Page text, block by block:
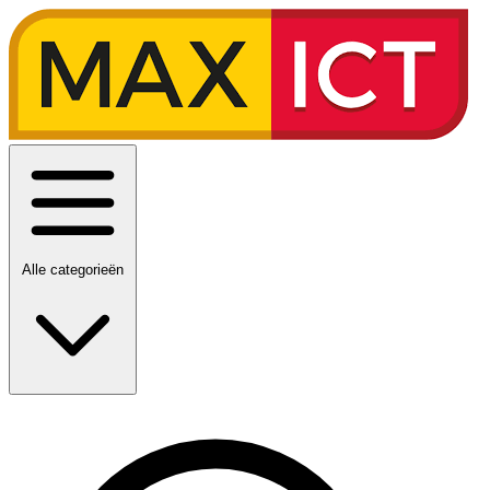
Alle categorieën